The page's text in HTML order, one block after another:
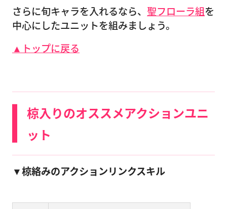
さらに旬キャラを入れるなら、 聖フローラ組を
中心にしたユニットを組みましょう。
▲トップに戻る
椋入りのオススメアクションユニ
ット
▼椋絡みのアクションリンクスキル